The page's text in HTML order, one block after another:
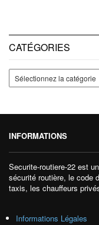
CATÉGORIES
INFORMATIONS
Securite-routiere-22 est
sécurité routière, le code
taxis, les chauffeurs
Informations Légales